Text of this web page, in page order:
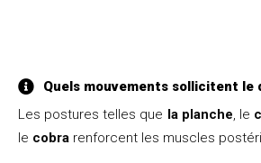
Quels mouvements sollicitent le
Les postures telles que la planche, le
le cobra renforcent les muscles